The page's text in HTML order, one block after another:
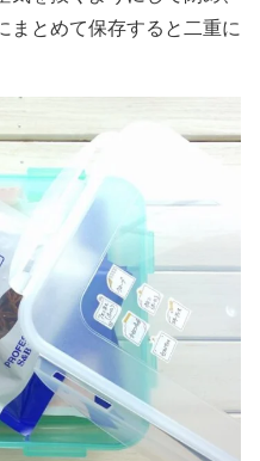
まとめて保存すると二重に